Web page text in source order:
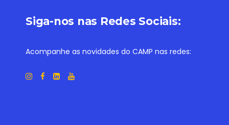
Siga-nos nas Redes Sociais:
Acompanhe as novidades do CAMP nas redes: